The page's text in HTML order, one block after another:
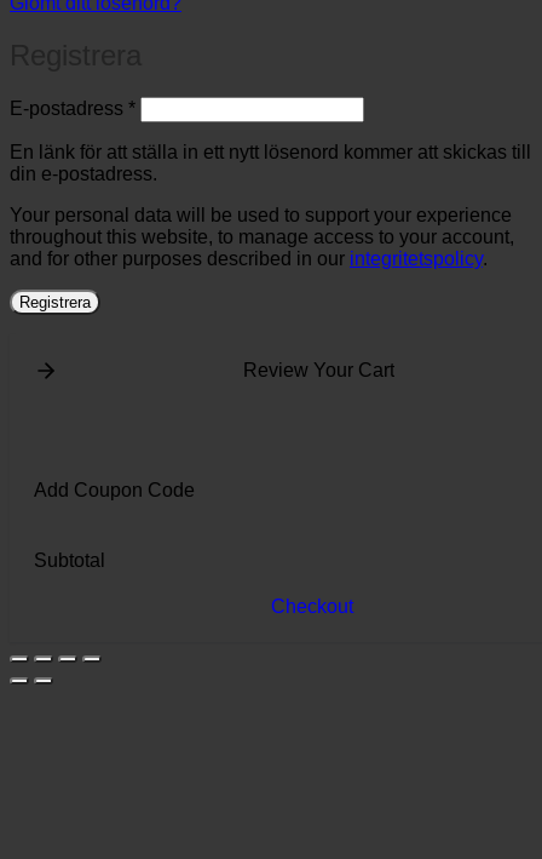
E-postadress *Obligatoriskt
En länk för att ställa in ett nytt lösenord kommer att skickas till
din e-postadress.
Your personal data will be used to support your experience
throughout this website, to manage access to your account,
and for other purposes described in our integritetspolicy.
Registrera
Review Your Cart
Add Coupon Code
Subtotal
Checkout